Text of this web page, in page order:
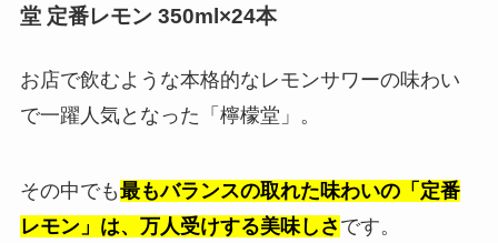
堂 定番レモン 350ml×24本
お店で飲むような本格的なレモンサワーの味わい
で一躍人気となった「檸檬堂」。
その中でも最もバランスの取れた味わいの「定番
レモン」は、万人受けする美味しさ です。